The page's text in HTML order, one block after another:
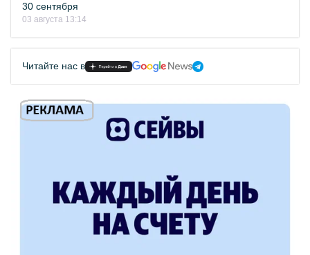
30 сентября
03 августа 13:14
Читайте нас в